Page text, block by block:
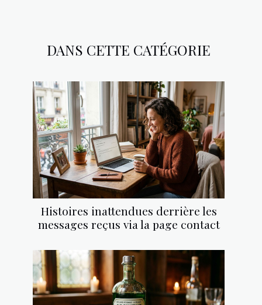
DANS CETTE CATÉGORIE
Histoires inattendues derrière les
messages reçus via la page contact